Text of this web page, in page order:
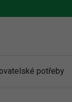
pro podnikatele
potřeby